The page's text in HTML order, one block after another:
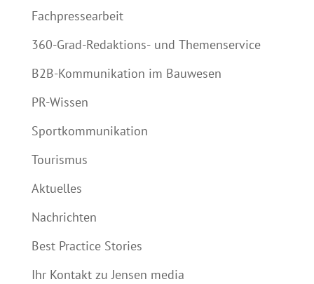
Fachpressearbeit
360-Grad-Redaktions- und Themenservice
B2B-Kommunikation im Bauwesen
PR-Wissen
Sportkommunikation
Tourismus
Aktuelles
Nachrichten
Best Practice Stories
Ihr Kontakt zu Jensen media